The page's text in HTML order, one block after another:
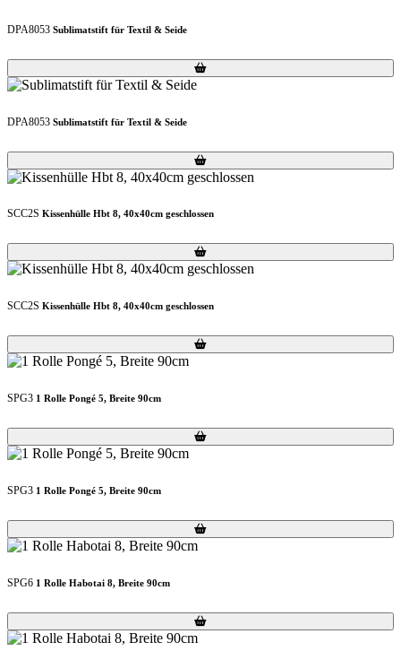
DPA8053 Sublimatstift für Textil & Seide
Loading...
Loading...
DPA8053 Sublimatstift für Textil & Seide
Loading...
Loading...
SCC2S Kissenhülle Hbt 8, 40x40cm geschlossen
Loading...
Loading...
SCC2S Kissenhülle Hbt 8, 40x40cm geschlossen
Loading...
Loading...
SPG3 1 Rolle Pongé 5, Breite 90cm
Loading...
Loading...
SPG3 1 Rolle Pongé 5, Breite 90cm
Loading...
Loading...
SPG6 1 Rolle Habotai 8, Breite 90cm
Loading...
Loading...